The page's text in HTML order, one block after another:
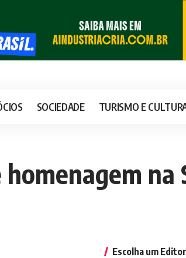
SOCIEDADE TURISMO E
na
Escolha um